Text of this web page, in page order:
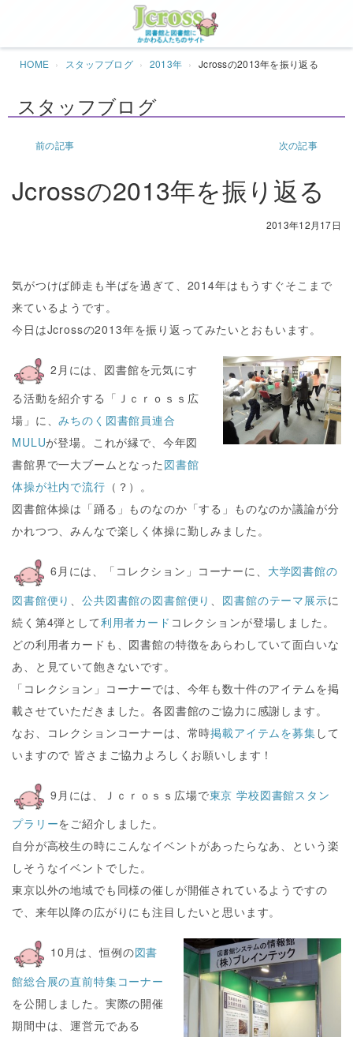
HOME スタッフブログ 2013年 Jcrossの2013年を振り返る
スタッフブログ
前の記事 次の記事
Jcrossの2013年を振り返る
2013年12月17日
気がつけば師走も半ばを過ぎて、2014年はもうすぐそこまで
来ているようです。
今日はJcrossの2013年を振り返ってみたいとおもいます。
2月には、図書館を元気にす
る活動を紹介する「Ｊｃｒｏｓｓ広
場」に、みちのく図書館員連合
MULUが登場。これが縁で、今年図
書館界で一大ブームとなった 図書館
体操が社内で流行 （？）。
図書館体操は「踊る」ものなのか「する」ものなのか議論が分
かれつつ、みんなで楽しく体操に勤しみました。
6月には、「コレクション」コーナーに、 大学図書館の
図書館便り
、公共図書館の図書館便り 図書館のテーマ展示に
続く第4弾として利用者カード コレクションが登場しました。
どの利用者カードも、図書館の特徴をあらわしていて面白いな
あ、と見ていて飽きないです。
「コレクション」コーナーでは、今年も数十件のアイテムを掲
載させていただきました。各図書館のご協力に感謝します。
なお、コレクションコーナーは、常時掲載アイテムを募集 して
いますので 皆さまご協力よろしくお願いします！
9月には、Ｊｃｒｏｓｓ広場で東京 学校図書館スタン
プラリーをご紹介しました。
自分が高校生の時にこんなイベントがあったらなあ、という楽
しそうなイベントでした。
東京以外の地域でも同様の催しが開催されているようですの
で、来年以降の広がりにも注目したいと思います。
10月は、恒例の図書
館総合展の直前特集コーナー
を公開しました。実際の開催
期間中は、運営元である